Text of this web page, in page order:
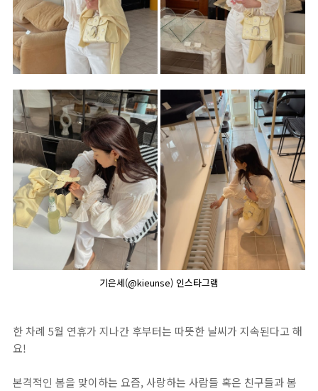
기은세(@kieunse) 인스타그램
한 차례 5월 연휴가 지나간 후부터는 따뜻한 날씨가 지속된다고 해
요!
본격적인 봄을 맞이하는 요즘, 사랑하는 사람들 혹은 친구들과 봄